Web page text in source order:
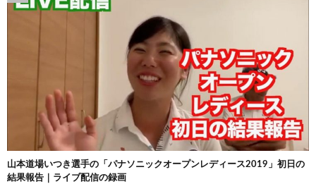
山本道場いつき選手の「パナソニックオープンレディース2019」初日の
結果報告｜ライブ配信の録画